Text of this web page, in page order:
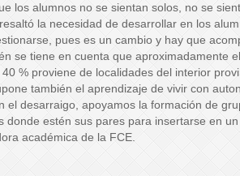
los alumnos no se sientan solos, no se
la necesidad de desarrollar en los
pues es un cambio y hay que
se tiene en cuenta que aproximadamente
% proviene de localidades del interior
también el aprendizaje de vivir con
el desarraigo, apoyamos la formación de
donde estén sus pares para insertarse en
académica de la FCE.